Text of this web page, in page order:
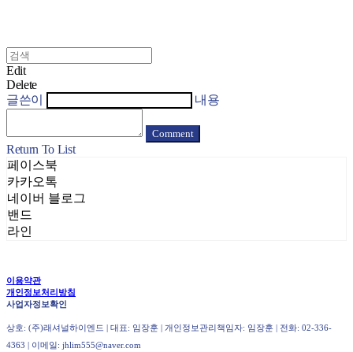
Edit
Delete
글쓴이
내용
Comment
Return To List
페이스북
카카오톡
네이버 블로그
밴드
라인
이용약관
개인정보처리방침
사업자정보확인
상호: (주)래셔널하이엔드 | 대표: 임장훈 | 개인정보관리책임자: 임장훈 | 전화: 02-336-
4363 | 이메일: jhlim555@naver.com